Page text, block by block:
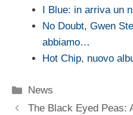
I Blue: in arriva un
No Doubt, Gwen
abbiamo…
Hot Chip, nuovo
Categorie
News
The Black Eyed Peas: